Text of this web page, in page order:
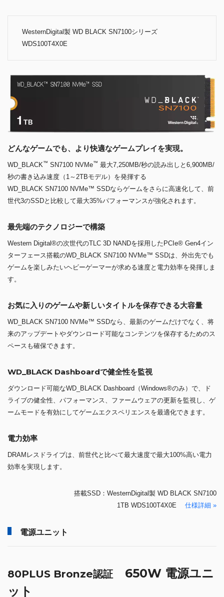
WesternDigital製 WD BLACK SN7100シリーズ
WDS100T4X0E
どんなゲームでも、より快適なゲームプレイを実現。
WD_BLACK™ SN7100 NVMe™ 最大7,250MB/秒の読み出しと6,900MB/
秒の書き込み速度（1～2TBモデル）を発揮する
WD_BLACK SN7100 NVMe™ SSDならゲームをさらに高速化して、前
世代3のSSDと比較して最大35%パフォーマンスが強化されます。
最先端のテクノロジーで構築
Western Digital®の次世代のTLC 3D NANDを採用したPCIe® Gen4イン
ターフェース搭載のWD_BLACK SN7100 NVMe™ SSDは、外出先でも
ゲームを楽しみたいヘビーゲーマーが求める速度と電力効率を発揮しま
す。
お気に入りのゲームや新しいタイトルを保存できる大容量
WD_BLACK SN7100 NVMe™ SSDなら、最新のゲームだけでなく、将
来のアップデートやダウンロード可能なコンテンツを保存するためのス
ペースも確保できます。
WD_BLACK Dashboardで健全性を監視
ダウンロード可能なWD_BLACK Dashboard（Windows®のみ）で、ド
ライブの健全性、パフォーマンス、ファームウェアの更新を監視し、ゲ
ームモードを有効にしてゲームエクスペリエンスを最適化できます。
電力効率
DRAMレスドライブは、前世代と比べて最大速度で最大100%高い電力
効率を実現します。
搭載SSD：WesternDigital製 WD BLACK SN7100
1TB WDS100T4X0E 仕様詳細 »
電源ユニット
80PLUS Bronze認証 650W 電源ユニ
ット